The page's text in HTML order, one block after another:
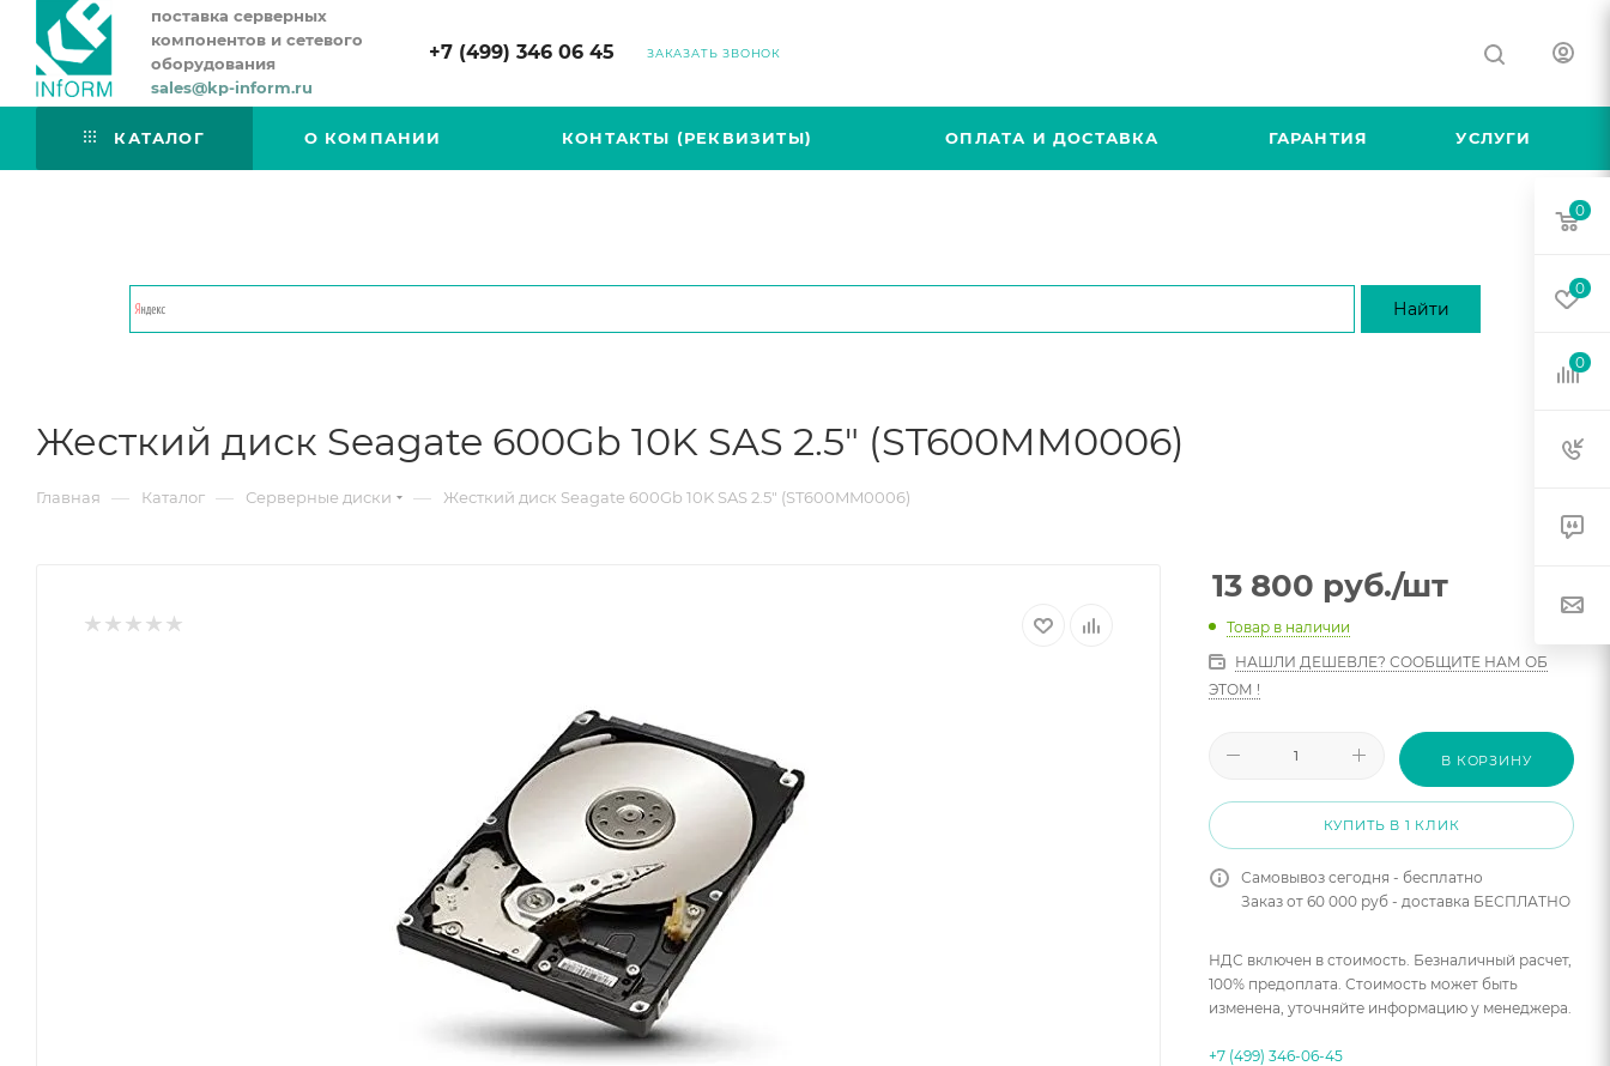
поставка серверных
компонентов и сетевого
оборудования
sales@kp-inform.ru
+7 (499) 346 06 45 ЗАКАЗАТЬ ЗВОНОК
КАТАЛОГ О КОМПАНИИ КОНТАКТЫ (РЕКВИЗИТЫ) ОПЛАТА И ДОСТАВКА ГАРАНТИЯ УСЛУГИ
Жесткий диск Seagate 600Gb 10K SAS 2.5" (ST600MM0006)
Главная — Каталог — Серверные диски — Жесткий диск Seagate 600Gb 10K SAS 2.5" (ST600MM0006)
13 800 руб./шт
Товар в наличии
НАШЛИ ДЕШЕВЛЕ? СООБЩИТЕ НАМ ОБ
ЭТОМ !
В КОРЗИНУ
КУПИТЬ В 1 КЛИК
Самовывоз сегодня - бесплатно
Заказ от 60 000 руб - доставка БЕСПЛАТНО
НДС включен в стоимость. Безналичный расчет,
100% предоплата. Стоимость может быть
изменена, уточняйте информацию у менеджера.
+7 (499) 346-06-45
0
0
0